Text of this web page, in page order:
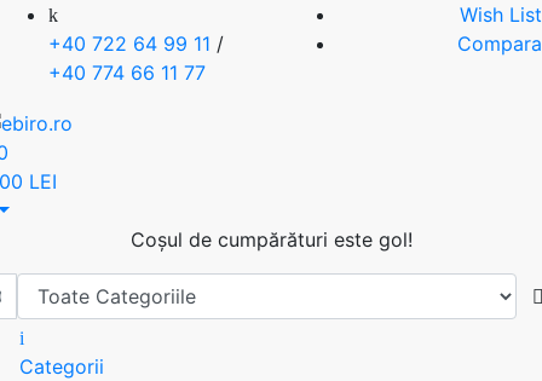
+40 722 64 99 11 /
+40 774 66 11 77
Wish List
Compara
LEI
Coșul de cumpărături este gol!
Categorii